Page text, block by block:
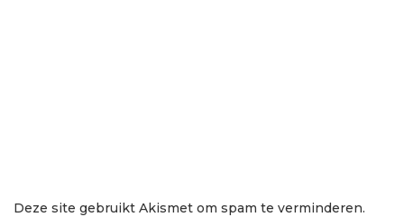
Deze site gebruikt Akismet om spam te verminderen.